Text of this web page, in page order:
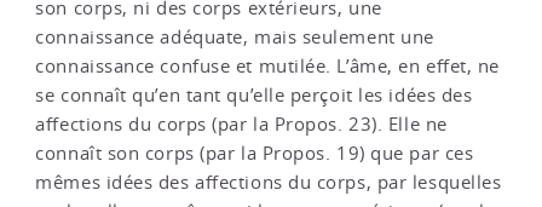
son corps, ni des corps extérieurs, une
connaissance adéquate, mais seulement une
connaissance confuse et mutilée. L’âme, en effet, ne
se connaît qu’en tant qu’elle perçoit les idées des
affections du corps (par la Propos. 23). Elle ne
connaît son corps (par la Propos. 19) que par ces
mêmes idées des affections du corps, par lesquelles